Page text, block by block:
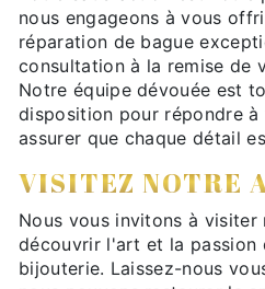
nous engageons à vous
réparation de bague
consultation à la remise de
Notre équipe dévouée est
disposition pour répondre
assurer que chaque détail
VISITEZ NOTRE
Nous vous invitons à
découvrir l'art et la passion
bijouterie. Laissez-nous